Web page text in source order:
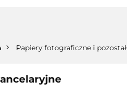
Papiery fotograficzne i